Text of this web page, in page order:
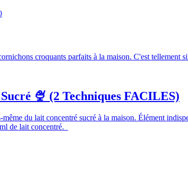
croquants parfaits à la maison. C'est
🍨 (2 Techniques FACILES)
du lait concentré sucré à la maison. Élément
de lait concentré._